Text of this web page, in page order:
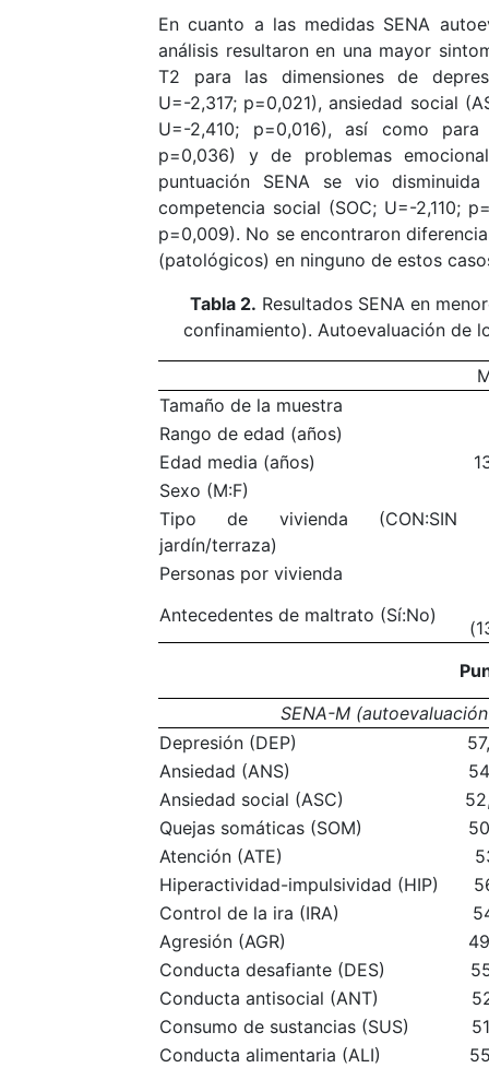
En cuanto a las medidas SENA
análisis resultaron en una mayor
T2 para las dimensiones de
U=-2,317; p=0,021), ansiedad social
U=-2,410; p=0,016), así como
p=0,036) y de problemas
puntuación SENA se vio
competencia social (SOC; U=-2,110;
p=0,009). No se encontraron
(patológicos) en ninguno de estos
Tabla 2. Resultados SENA en
confinamiento). Autoevaluación de
Tamaño de la muestra
Rango de edad (años)
Edad media (años)
Sexo (M:F)
Tipo de vivienda (CON:SIN
jardín/terraza)
Personas por vivienda
Antecedentes de maltrato (Sí:No)
SENA-M
Depresión (DEP)
Ansiedad (ANS)
Ansiedad social (ASC)
Quejas somáticas (SOM)
Atención (ATE)
Hiperactividad-impulsividad (HIP)
Control de la ira (IRA)
Agresión (AGR)
Conducta desafiante (DES)
Conducta antisocial (ANT)
Consumo de sustancias (SUS)
Conducta alimentaria (ALI)